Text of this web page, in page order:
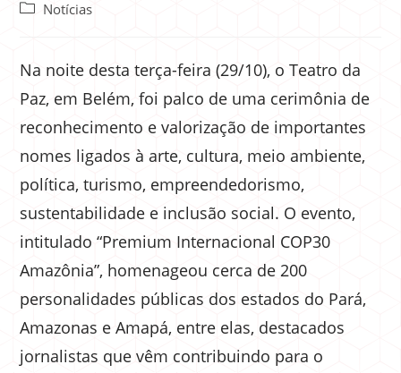
Notícias
Na noite desta terça-feira (29/10), o Teatro da
Paz, em Belém, foi palco de uma cerimônia de
reconhecimento e valorização de importantes
nomes ligados à arte, cultura, meio ambiente,
política, turismo, empreendedorismo,
sustentabilidade e inclusão social. O evento,
intitulado “Premium Internacional COP30
Amazônia”, homenageou cerca de 200
personalidades públicas dos estados do Pará,
Amazonas e Amapá, entre elas, destacados
jornalistas que vêm contribuindo para o